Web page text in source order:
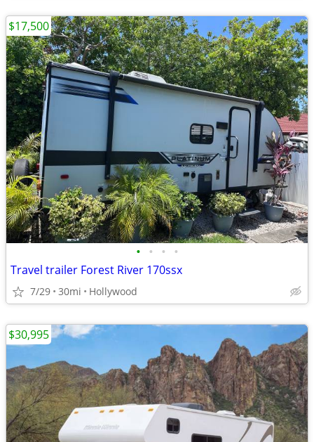
• • • •
Travel trailer Forest River 170ssx
7/29 30mi Hollywood
$17,500
$30,995